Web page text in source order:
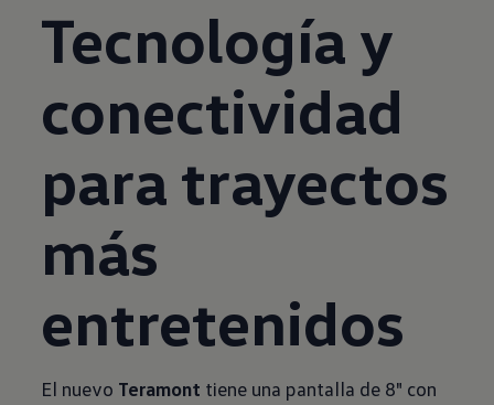
Tecnología y
conectividad
para trayectos
más
entretenidos
El nuevo Teramont tiene una pantalla de 8" con